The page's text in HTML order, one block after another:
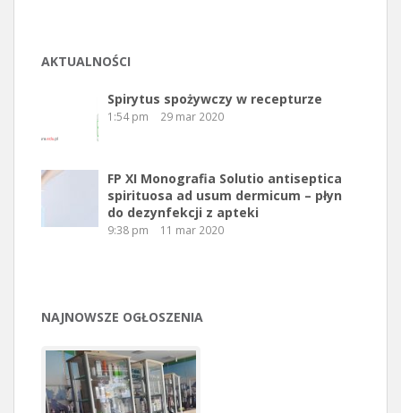
AKTUALNOŚCI
Spirytus spożywczy w recepturze
1:54 pm 29 mar 2020
FP XI Monografia Solutio antiseptica
spirituosa ad usum dermicum – płyn
do dezynfekcji z apteki
9:38 pm 11 mar 2020
NAJNOWSZE OGŁOSZENIA